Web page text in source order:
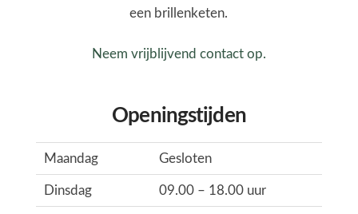
een brillenketen.
Neem vrijblijvend contact op.
Openingstijden
Maandag Gesloten
Dinsdag 09.00 – 18.00 uur